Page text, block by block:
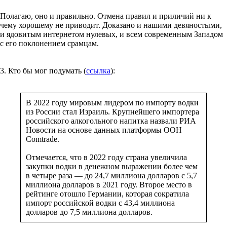
Полагаю, оно и правильно. Отмена правил и приличий ни к
чему хорошему не приводит. Доказано и нашими девяностыми,
и ядовитым интернетом нулевых, и всем современным Западом
с его поклонением срамцам.
3. Кто бы мог подумать (ссылка):
В 2022 году мировым лидером по импорту водки
из России стал Израиль. Крупнейшего импортера
российского алкогольного напитка назвали РИА
Новости на основе данных платформы ООН
Comtrade.
Отмечается, что в 2022 году страна увеличила
закупки водки в денежном выражении более чем
в четыре раза — до 24,7 миллиона долларов с 5,7
миллиона долларов в 2021 году. Второе место в
рейтинге отошло Германии, которая сократила
импорт российской водки с 43,4 миллиона
долларов до 7,5 миллиона долларов.